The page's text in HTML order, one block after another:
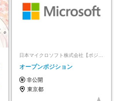
オープンポジション
非公開
東京都